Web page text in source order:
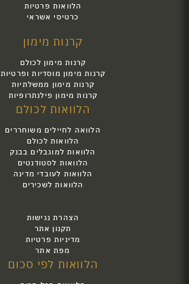
הלוואות פרטיות
כרטיסי אשראי
קרנות מימון
קרנות מימון לכולם
קרנות מימון מוסדיות ופרטיות
קרנות מימון ממשלתיות
קרנות מימון פילנתרופיות
הלוואות לכולם
הלוואה לחיילים משוחררים
הלוואות לכולם
הלוואות למוגבלים בבנק
הלוואות לסטודנטים
הלוואות לעובדי מדינה
הלוואות לשכירים
הצהרת נגישות
תקנון אתר
מדיניות פרטיות
מפת אתר
הלוואות לפי סכום